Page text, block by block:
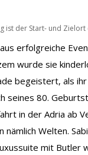
ist der Start- und
erfolgreiche
wurde sie
begeistert, als
seines 80.
in der Adria ab
nämlich Welten.
mit Butler